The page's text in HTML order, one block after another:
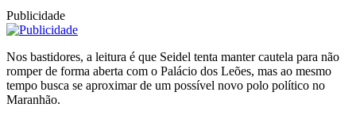
Publicidade
Nos bastidores, a leitura é que Seidel tenta manter cautela para não
romper de forma aberta com o Palácio dos Leões, mas ao mesmo
tempo busca se aproximar de um possível novo polo político no
Maranhão.